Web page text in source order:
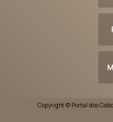
Copyright © Portal dos